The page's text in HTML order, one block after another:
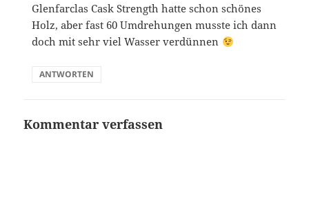
Glenfarclas Cask Strength hatte schon schönes
Holz, aber fast 60 Umdrehungen musste ich dann
doch mit sehr viel Wasser verdünnen
ANTWORTEN
Kommentar verfassen